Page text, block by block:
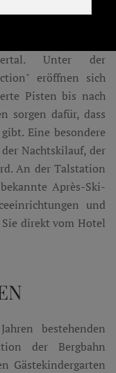
Unter der
eröffnen sich
Pisten bis nach
sorgen dafür, dass
Eine besondere
Nachtskilauf, der
An der Talstation
Après-Ski-
und
direkt vom Hotel
bestehenden
der Bergbahn
Gästekindergarten